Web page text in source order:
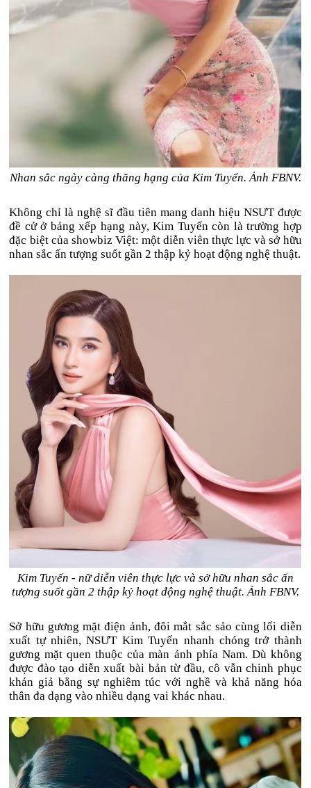
Nhan sắc ngày càng thăng hạng của Kim Tuyến. Ảnh FBNV.
Không chỉ là nghệ sĩ đầu tiên mang danh hiệu NSƯT được
đề cử ở bảng xếp hạng này, Kim Tuyến còn là trường hợp
đặc biệt của showbiz Việt: một diễn viên thực lực và sở hữu
nhan sắc ấn tượng suốt gần 2 thập kỷ hoạt động nghệ thuật.
Kim Tuyến - nữ diễn viên thực lực và sở hữu nhan sắc ấn
tượng suốt gần 2 thập kỷ hoạt động nghệ thuật. Ảnh FBNV.
Sở hữu gương mặt điện ảnh, đôi mắt sắc sảo cùng lối diễn
xuất tự nhiên, NSƯT Kim Tuyến nhanh chóng trở thành
gương mặt quen thuộc của màn ảnh phía Nam. Dù không
được đào tạo diễn xuất bài bản từ đầu, cô vẫn chinh phục
khán giả bằng sự nghiêm túc với nghề và khả năng hóa
thân đa dạng vào nhiều dạng vai khác nhau.